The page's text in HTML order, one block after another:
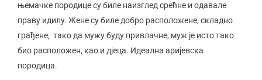
њемачке породице су биле наизглед срећне и одавале
праву идилу. Жене су биле добро расположене, складно
грађене, тако да мужу буду привлачне, муж је исто тако
био расположен, као и дјеца. Идеална аријевска
породица.